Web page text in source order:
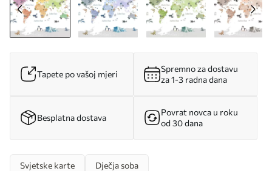
Tapete po vašoj mjeri
Spremno za dostavu
za 1-3 radna dana
Besplatna dostava
Povrat novca u roku
od 30 dana
Svjetske karte Dječja soba